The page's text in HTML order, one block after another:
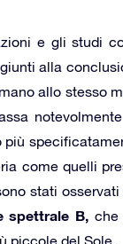
e gli studi
alla
allo stesso
più
come quelli
stati
spettrale B, che
piccole del Sole.